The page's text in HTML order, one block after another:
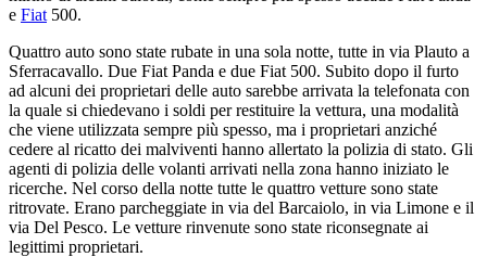
e Fiat 500.
Quattro auto sono state rubate in una sola notte, tutte in via Plauto a
Sferracavallo. Due Fiat Panda e due Fiat 500. Subito dopo il furto
ad alcuni dei proprietari delle auto sarebbe arrivata la telefonata con
la quale si chiedevano i soldi per restituire la vettura, una modalità
che viene utilizzata sempre più spesso, ma i proprietari anziché
cedere al ricatto dei malviventi hanno allertato la polizia di stato. Gli
agenti di polizia delle volanti arrivati nella zona hanno iniziato le
ricerche. Nel corso della notte tutte le quattro vetture sono state
ritrovate. Erano parcheggiate in via del Barcaiolo, in via Limone e il
via Del Pesco. Le vetture rinvenute sono state riconsegnate ai
legittimi proprietari.